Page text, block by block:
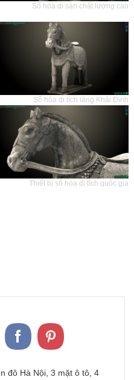
Số hóa di sản chất lượng cao
Số hóa di tích lăng Khải Định
Thiết bị số hóa di tích quốc gia
đô Hà Nội, 3 mặt ô tô, 4